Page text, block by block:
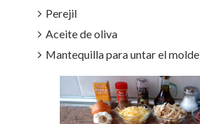
Perejil
Aceite de oliva
Mantequilla para untar el molde